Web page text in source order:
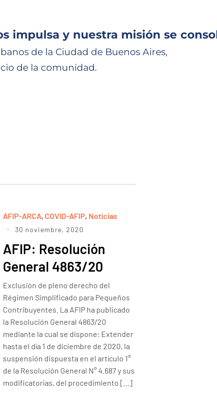
impulsa y nuestra misión se
de la Ciudad de Buenos Aires,
de la comunidad.
AFIP-ARCA, COVID-AFIP, Noticias
30 noviembre, 2020
AFIP: Resolución
General 4863/20
Exclusión de pleno derecho del
Régimen Simplificado para Pequeños
Contribuyentes. La AFIP ha publicado
la Resolución General 4863/20
mediante la cual se dispone: Extender
hasta el día 1 de diciembre de 2020, la
suspensión dispuesta en el artículo 1°
de la Resolución General N° 4.687 y sus
modificatorias, del procedimiento […]